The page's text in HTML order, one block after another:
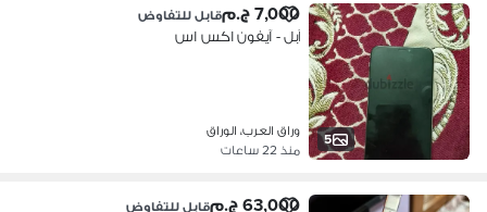
5
7,000 ج.م قابل للتفاوض
آبل - آيفون اكس اس
وراق العرب، الوراق
منذ 22 ساعات
63,000 ج.م قابل للتفاوض